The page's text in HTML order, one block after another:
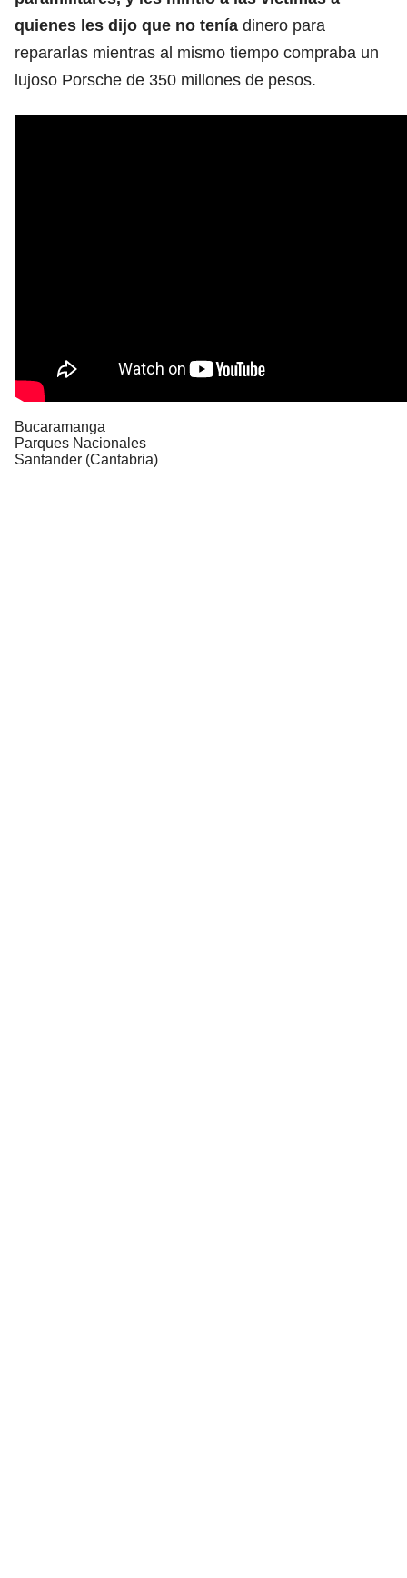
quienes les dijo que no tenía dinero para
repararlas mientras al mismo tiempo compraba un
lujoso Porsche de 350 millones de pesos.
Bucaramanga
Parques Nacionales
Santander (Cantabria)